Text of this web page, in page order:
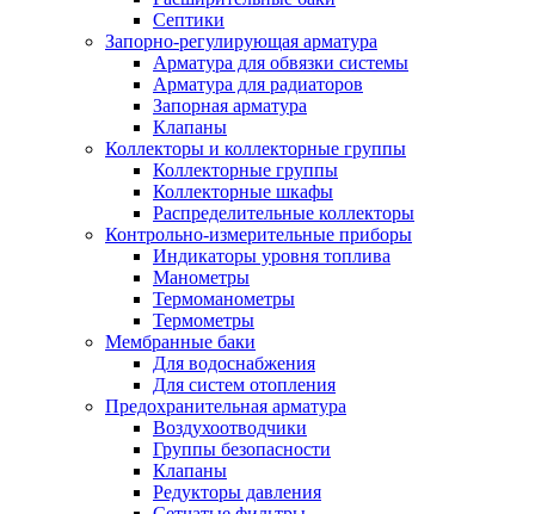
Септики
Запорно-регулирующая арматура
Арматура для обвязки системы
Арматура для радиаторов
Запорная арматура
Клапаны
Коллекторы и коллекторные группы
Коллекторные группы
Коллекторные шкафы
Распределительные коллекторы
Контрольно-измерительные приборы
Индикаторы уровня топлива
Манометры
Термоманометры
Термометры
Мембранные баки
Для водоснабжения
Для систем отопления
Предохранительная арматура
Воздухоотводчики
Группы безопасности
Клапаны
Редукторы давления